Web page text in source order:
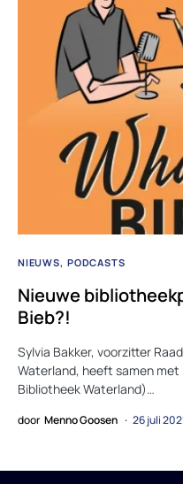
NIEUWS PODCASTS
Nieuwe
Bieb?!
Sylvia Bakker, voorzitter
Waterland, heeft samen
Bibliotheek Waterland)…
door Menno Goosen 26 juli